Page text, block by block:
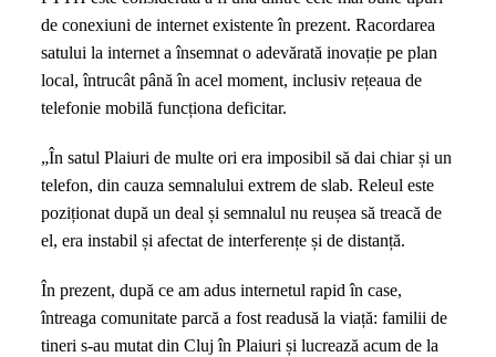
de conexiuni de internet existente în prezent. Racordarea
satului la internet a însemnat o adevărată inovație pe plan
local, întrucât până în acel moment, inclusiv rețeaua de
telefonie mobilă funcționa deficitar.
„În satul Plaiuri de multe ori era imposibil să dai chiar și un
telefon, din cauza semnalului extrem de slab. Releul este
poziționat după un deal și semnalul nu reușea să treacă de
el, era instabil și afectat de interferențe și de distanță.
În prezent, după ce am adus internetul rapid în case,
întreaga comunitate parcă a fost readusă la viață: familii de
tineri s-au mutat din Cluj în Plaiuri și lucrează acum de la